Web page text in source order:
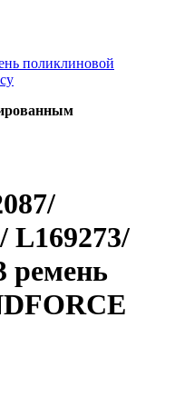
поликлиновой
L169273/
ремень